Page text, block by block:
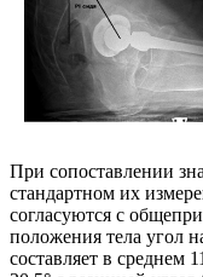
При сопоставлении
стандартном их
согласуются с
положения тела угол
составляет в среднем